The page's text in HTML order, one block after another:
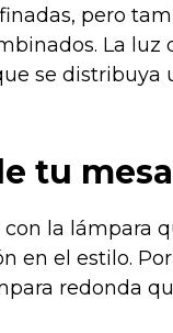
pero
La
se
tu
la lámpara
en el estilo.
redonda